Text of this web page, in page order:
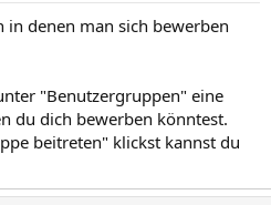
denen man sich bewerben
"Benutzergruppen" eine
du dich bewerben könntest.
beitreten" klickst kannst du